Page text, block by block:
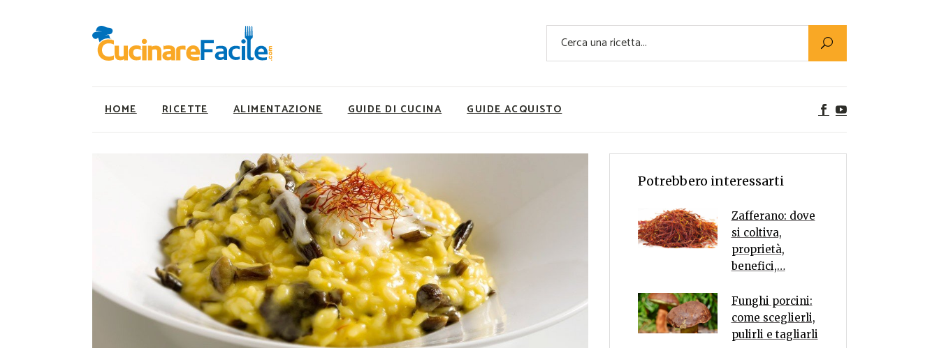
Cerca
HOME RICETTE
Ricette Facili e Veloci
Ricette Primi Piatti
Ricette Antipasti
Ricette Dolci
Ricette Carne
Ricette Secondi
Ricette Pizze e Rustici
Ricette Contorni
Ricette Piatti unici
ALIMENTAZIONE
Utility
Super Alimenti
Nutrizionista a tavola
Ricette Vegetariane
Ricette Vegane
Rumors
GUIDE DI CUCINA GUIDE ACQUISTO
Ricette Facili e Veloci
Ricette Primi Piatti
Ricette Dolci
Ricette Carne
Ricette Secondi
Utility
Super Alimenti
Ricette Vegetariane
Rumors
Potrebbero interessarti
Zafferano: dove
si coltiva,
proprietà,
benefici,…
Funghi porcini:
come sceglierli,
pulirli e tagliarli